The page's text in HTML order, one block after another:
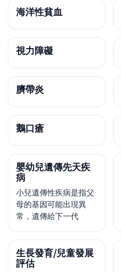
海洋性貧血
視力障礙
臍帶炎
鵝口瘡
嬰幼兒遺傳先天疾
病
小兒遺傳性疾病是指父
母的基因可能出現異
常，遺傳給下一代
生長發育/兒童發展
評估